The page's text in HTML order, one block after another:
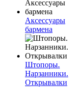
Аксессуары
бармена
Штопоры.
Нарзанники.
Открывалки